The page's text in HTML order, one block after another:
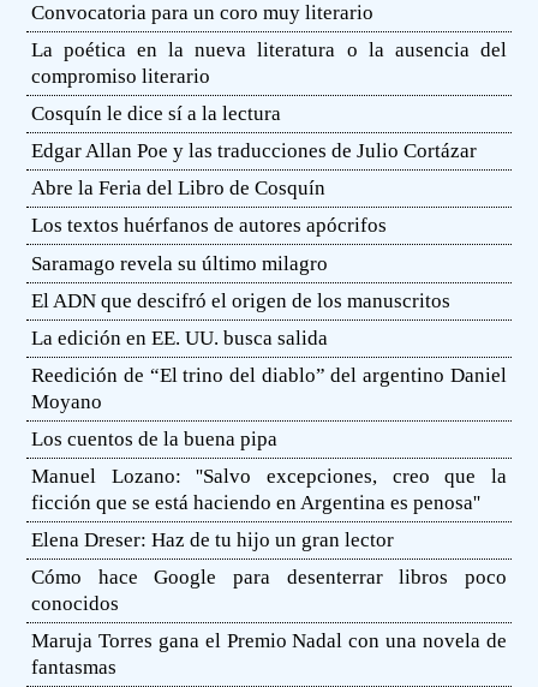
Convocatoria para un coro muy literario
La poética en la nueva literatura o la ausencia del
compromiso literario
Cosquín le dice sí a la lectura
Edgar Allan Poe y las traducciones de Julio Cortázar
Abre la Feria del Libro de Cosquín
Los textos huérfanos de autores apócrifos
Saramago revela su último milagro
El ADN que descifró el origen de los manuscritos
La edición en EE. UU. busca salida
Reedición de “El trino del diablo” del argentino Daniel
Moyano
Los cuentos de la buena pipa
Manuel Lozano: ''Salvo excepciones, creo que la
ficción que se está haciendo en Argentina es penosa''
Elena Dreser: Haz de tu hijo un gran lector
Cómo hace Google para desenterrar libros poco
conocidos
Maruja Torres gana el Premio Nadal con una novela de
fantasmas